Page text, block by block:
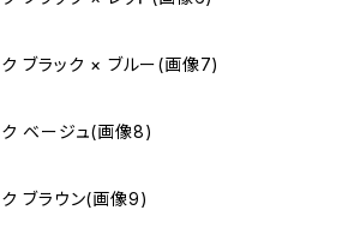
ク ブラック × ブルー(画像7)
ク ベージュ(画像8)
ク ブラウン(画像9)